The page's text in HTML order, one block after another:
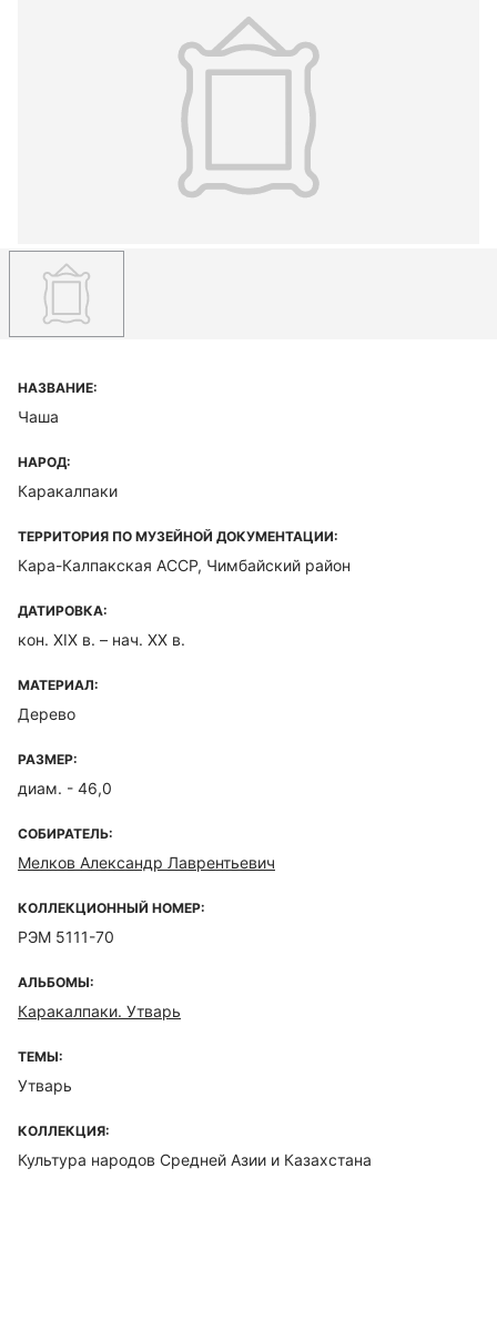
НАЗВАНИЕ:
Чаша
НАРОД:
Каракалпаки
ТЕРРИТОРИЯ ПО МУЗЕЙНОЙ ДОКУМЕНТАЦИИ:
Кара-Калпакская ACCP, Чимбайский район
ДАТИРОВКА:
кон. XIX в. – нач. XX в.
МАТЕРИАЛ:
Дерево
РАЗМЕР:
диам. - 46,0
СОБИРАТЕЛЬ:
Мелков Александр Лаврентьевич
КОЛЛЕКЦИОННЫЙ НОМЕР:
РЭМ 5111-70
АЛЬБОМЫ:
Каракалпаки. Утварь
ТЕМЫ:
Утварь
КОЛЛЕКЦИЯ:
Культура народов Средней Азии и Казахстана